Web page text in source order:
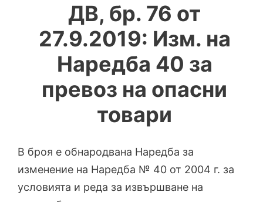
ДВ, бр. 76 от
27.9.2019: Изм. на
Наредба 40 за
превоз на опасни
товари
В броя е обнародвана Наредба за
изменение на Наредба № 40 от 2004 г. за
условията и реда за извършване на